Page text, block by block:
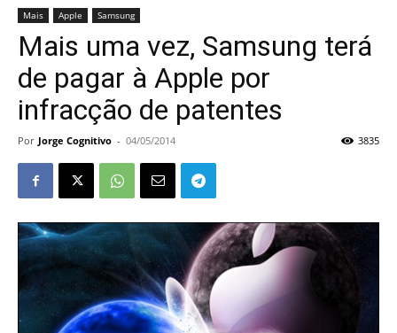
Mais Apple Samsung
Mais uma vez, Samsung terá
de pagar à Apple por
infracção de patentes
Por Jorge Cognitivo - 04/05/2014 3835